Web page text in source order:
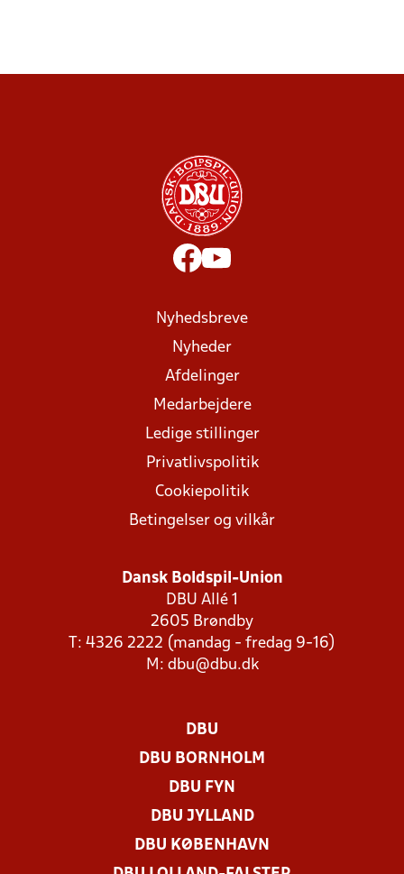
Nyhedsbreve
Nyheder
Afdelinger
Medarbejdere
Ledige stillinger
Privatlivspolitik
Cookiepolitik
Betingelser og vilkår
Dansk Boldspil-Union
DBU Allé 1
2605 Brøndby
T: 4326 2222 (mandag - fredag 9-16)
M: dbu@dbu.dk
DBU
DBU BORNHOLM
DBU FYN
DBU JYLLAND
DBU KØBENHAVN